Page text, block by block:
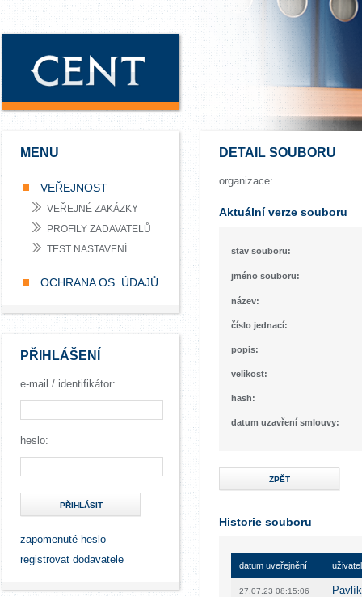
MENU
VEŘEJNOST
VEŘEJNÉ ZAKÁZKY
PROFILY ZADAVATELŮ
TEST NASTAVENÍ
OCHRANA OS. ÚDAJŮ
PŘIHLÁŠENÍ
e-mail / identifikátor:
heslo:
PŘIHLÁSIT
zapomenuté heslo
registrovat dodavatele
DETAIL SOUBORU
organizace:
Aktuální verze souboru
stav souboru:
jméno souboru:
název:
číslo jednací:
popis:
velikost:
hash:
datum uzavření smlouvy:
ZPĚT
Historie souboru
datum uveřejnění uživatel
27.07.23 08:15:06 Pavlík